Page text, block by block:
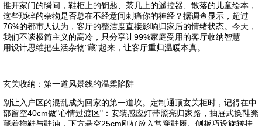
推开家门的瞬间，鞋柜上的钥匙、茶几上的遥控器、散落的儿童绘本，
这些琐碎的杂物是否总在不经意间刺痛你的神经？据调查显示，超过
76%的都市人认为，客厅的整洁度直接影响归家后的情绪状态。今天，
我们不谈极简主义的高冷，只分享让99%家庭受用的客厅收纳智慧——
用设计思维把生活杂物"藏"起来，让客厅重归温暖本真。
玄关收纳：第一道风景线的温柔陷阱
别让入户区的混乱成为回家的第一道坎。定制通顶玄关柜时，记得在中
部留空40cm做"心情过渡区"：安装感应灯带照亮归家路，抽屉式换鞋凳
藏着拖鞋与鞋油，下方悬空25cm刚好放入常穿鞋履。侧板巧设旋转挂